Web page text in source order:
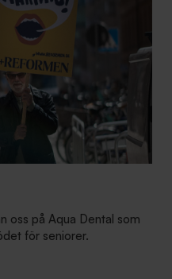
oss på Aqua Dental som
för seniorer.